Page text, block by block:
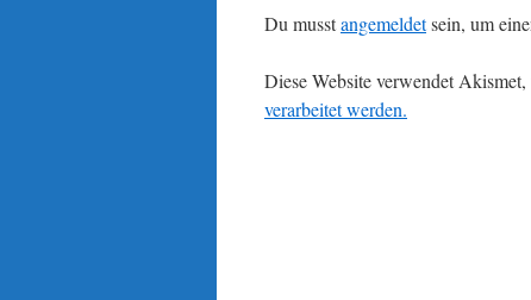
Du musstangemeldetsein, um
Diese Website verwendet
verarbeitet werden.